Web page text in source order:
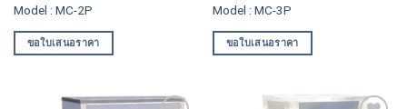
Model : MC-2P
ขอใบเสนอราคา
Model : MC-3P
ขอใบเสนอราคา